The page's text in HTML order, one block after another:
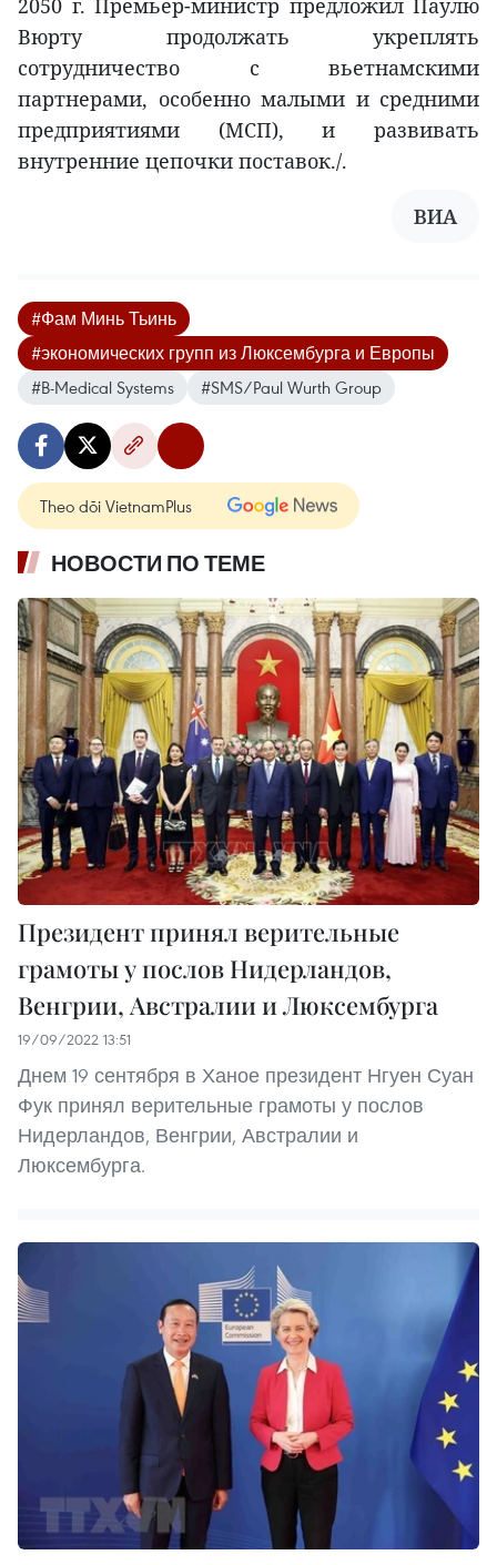
Вюрту продолжать укреплять
сотрудничество с вьетнамскими
партнерами, особенно малыми и средними
предприятиями (МСП), и развивать
внутренние цепочки поставок./.
ВИА
#Фам Минь Тьинь
#экономических групп из Люксембурга и Европы
#B-Medical Systems
#SMS/Paul Wurth Group
Theo dõi VietnamPlus
НОВОСТИ ПО ТЕМЕ
Президент принял верительные
грамоты у послов Нидерландов,
Венгрии, Австралии и Люксембурга
19/09/2022 13:51
Днем 19 сентября в Ханое президент Нгуен Суан
Фук принял верительные грамоты у послов
Нидерландов, Венгрии, Австралии и
Люксембурга.